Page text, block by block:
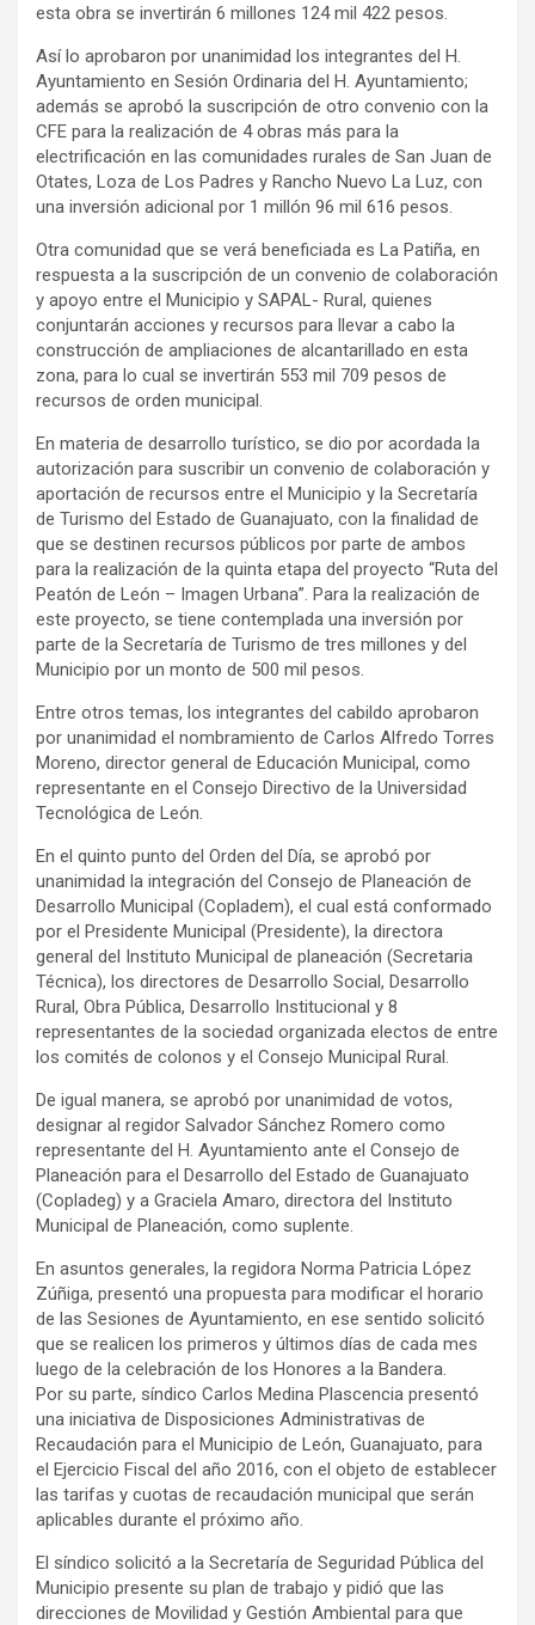
esta obra se invertirán 6 millones 124 mil 422 pesos.
Así lo aprobaron por unanimidad los integrantes del H.
Ayuntamiento en Sesión Ordinaria del H. Ayuntamiento;
además se aprobó la suscripción de otro convenio con la
CFE para la realización de 4 obras más para la
electrificación en las comunidades rurales de San Juan de
Otates, Loza de Los Padres y Rancho Nuevo La Luz, con
una inversión adicional por 1 millón 96 mil 616 pesos.
Otra comunidad que se verá beneficiada es La Patiña, en
respuesta a la suscripción de un convenio de colaboración
y apoyo entre el Municipio y SAPAL- Rural, quienes
conjuntarán acciones y recursos para llevar a cabo la
construcción de ampliaciones de alcantarillado en esta
zona, para lo cual se invertirán 553 mil 709 pesos de
recursos de orden municipal.
En materia de desarrollo turístico, se dio por acordada la
autorización para suscribir un convenio de colaboración y
aportación de recursos entre el Municipio y la Secretaría
de Turismo del Estado de Guanajuato, con la finalidad de
que se destinen recursos públicos por parte de ambos
para la realización de la quinta etapa del proyecto “Ruta del
Peatón de León – Imagen Urbana”. Para la realización de
este proyecto, se tiene contemplada una inversión por
parte de la Secretaría de Turismo de tres millones y del
Municipio por un monto de 500 mil pesos.
Entre otros temas, los integrantes del cabildo aprobaron
por unanimidad el nombramiento de Carlos Alfredo Torres
Moreno, director general de Educación Municipal, como
representante en el Consejo Directivo de la Universidad
Tecnológica de León.
En el quinto punto del Orden del Día, se aprobó por
unanimidad la integración del Consejo de Planeación de
Desarrollo Municipal (Copladem), el cual está conformado
por el Presidente Municipal (Presidente), la directora
general del Instituto Municipal de planeación (Secretaria
Técnica), los directores de Desarrollo Social, Desarrollo
Rural, Obra Pública, Desarrollo Institucional y 8
representantes de la sociedad organizada electos de entre
los comités de colonos y el Consejo Municipal Rural.
De igual manera, se aprobó por unanimidad de votos,
designar al regidor Salvador Sánchez Romero como
representante del H. Ayuntamiento ante el Consejo de
Planeación para el Desarrollo del Estado de Guanajuato
(Copladeg) y a Graciela Amaro, directora del Instituto
Municipal de Planeación, como suplente.
En asuntos generales, la regidora Norma Patricia López
Zúñiga, presentó una propuesta para modificar el horario
de las Sesiones de Ayuntamiento, en ese sentido solicitó
que se realicen los primeros y últimos días de cada mes
luego de la celebración de los Honores a la Bandera.
Por su parte, síndico Carlos Medina Plascencia presentó
una iniciativa de Disposiciones Administrativas de
Recaudación para el Municipio de León, Guanajuato, para
el Ejercicio Fiscal del año 2016, con el objeto de establecer
las tarifas y cuotas de recaudación municipal que serán
aplicables durante el próximo año.
El síndico solicitó a la Secretaría de Seguridad Pública del
Municipio presente su plan de trabajo y pidió que las
direcciones de Movilidad y Gestión Ambiental para que